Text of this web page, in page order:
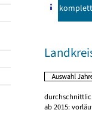
komplett
ab 2015: